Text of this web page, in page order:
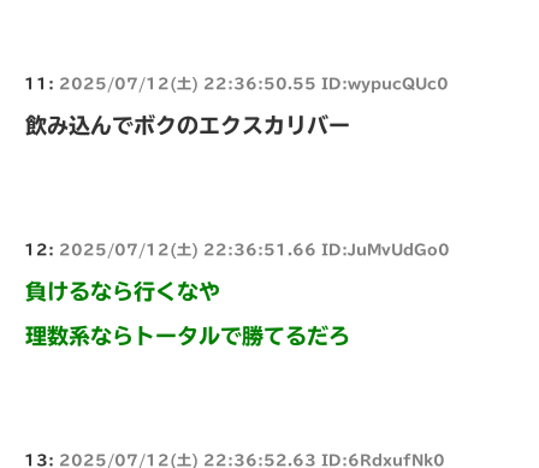
11: 2025/07/12(土) 22:36:50.55 ID:wypucQUc0
飲み込んでボクのエクスカリバー
12: 2025/07/12(土) 22:36:51.66 ID:JuMvUdGo0
負けるなら行くなや
理数系ならトータルで勝てるだろ
13: 2025/07/12(土) 22:36:52.63 ID:6RdxufNk0